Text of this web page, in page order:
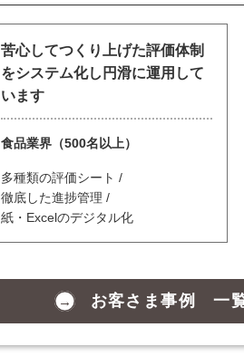
苦心してつくり上げた評価体制
をシステム化し円滑に運用して
います
食品業界（500名以上）
多種類の評価シート
徹底した進捗管理
紙・Excelのデジタル化
お客さま事例 一